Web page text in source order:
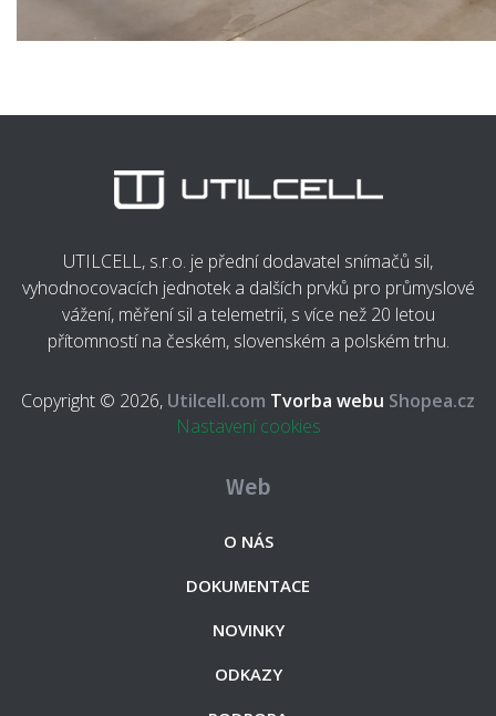
UTILCELL, s.r.o. je přední dodavatel snímačů sil,
vyhodnocovacích jednotek a dalších prvků pro průmyslové
vážení, měření sil a telemetrii, s více než 20 letou
přítomností na českém, slovenském a polském trhu.
Copyright © 2026, Utilcell.com Tvorba webu Shopea.cz
Nastavení cookies
Web
O NÁS
DOKUMENTACE
NOVINKY
ODKAZY